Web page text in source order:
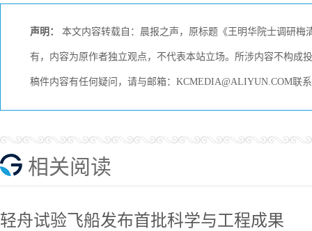
声明： 本文内容转载自：晨报之声，原标题《王明华院士调研
有，内容为原作者独立观点，不代表本站立场。所涉内容不构成
稿件内容有任何疑问，请与邮箱：KCMEDIA@ALIYUN.COM联
相关阅读
轻舟试验飞船发布首批科学与工程成果